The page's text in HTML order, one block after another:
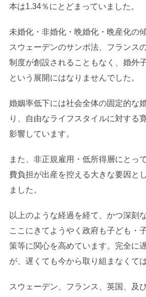
本は1.34％にとどまっていました。
未婚化・非婚化・晩婚化・晩産化の
スウェーデンのサンボ法、フランス
制度が創設されることもなく、婚外
という展開にはなりませんでした。
婚姻率低下には社会全体の固定的な
り、自由なライフスタイルに対する
影響しています。
また、非正規雇用・低所得層にとっ
費負担が出産を控える大きな要因と
ました。
以上のような経過を経て、かつ深刻
ここにきてようやく政府も子ども・
策等に関心を高めています。完全に
が、遅くても今から取り組まなくて
スウェーデン、フランス、英国、及